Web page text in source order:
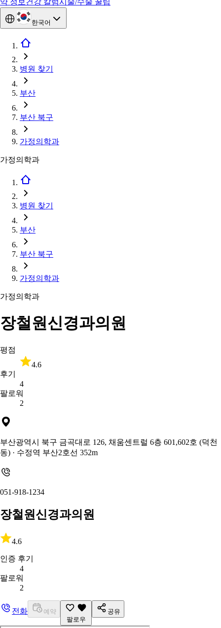
약 정보 건강 칼럼시술/수술 꿀팁
한국어
병원 찾기
부산
부산 북구
가정의학과
가정의학과
병원 찾기
부산
부산 북구
가정의학과
가정의학과
장철원신경과의원
평점
4.6
후기
4
팔로워
2
부산광역시 북구 금곡대로 126, 채움센트럴 6층 601,602호 (덕천
동) · 수정역 부산2호선 352m
051-918-1234
장철원신경과의원
4.6
인증 후기
4
팔로워
2
전화
예약
팔로우
공유